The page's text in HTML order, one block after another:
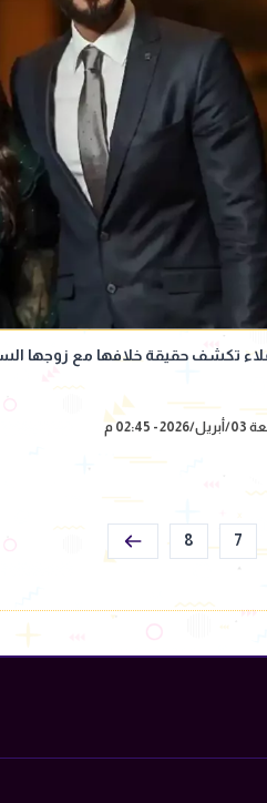
تكشف حقيقة خلافها مع زوجها
- 02:45 م
7
8